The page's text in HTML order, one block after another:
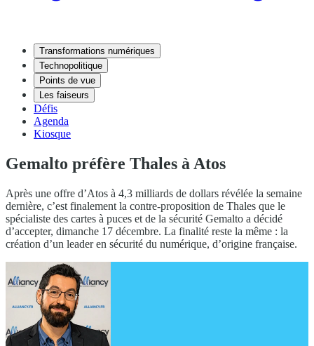
Transformations numériques
Technopolitique
Points de vue
Les faiseurs
Défis
Agenda
Kiosque
Gemalto préfère Thales à Atos
Après une offre d’Atos à 4,3 milliards de dollars révélée la semaine
dernière, c’est finalement la contre-proposition de Thales que le
spécialiste des cartes à puces et de la sécurité Gemalto a décidé
d’accepter, dimanche 17 décembre. La finalité reste la même : la
création d’un leader en sécurité du numérique, d’origine française.